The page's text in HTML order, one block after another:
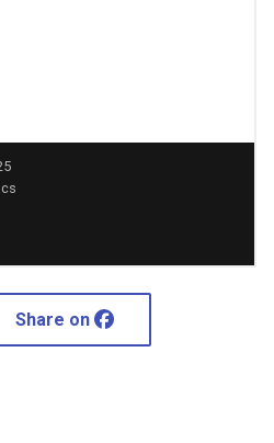
Share on